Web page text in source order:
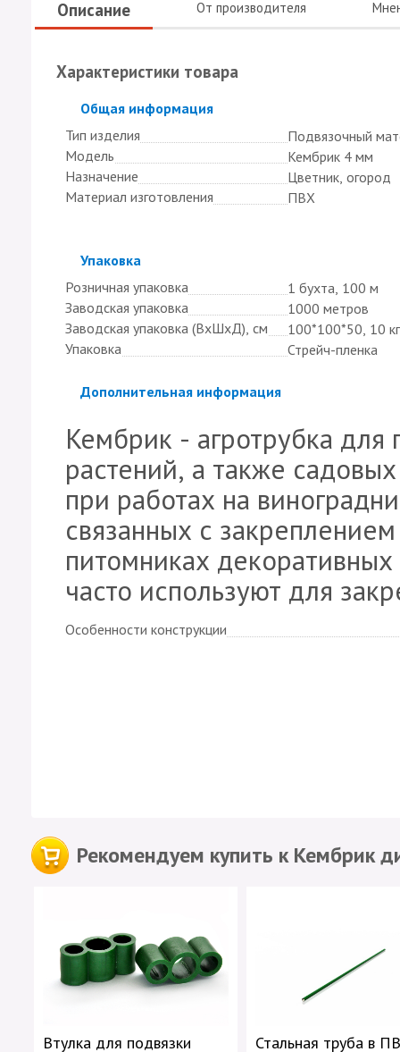
Описание От производителя
Характеристики товара
Скрыть
Общая информация
Тип изделия
Подвязочный
Модель
Кембрик 4 мм
Назначение
Цветник, огород
Материал изготовления
ПВХ
Скрыть
Упаковка
Розничная упаковка
1 бухта, 100 м
Заводская упаковка
1000 метров
Заводская упаковка (ВхШхД), см
100*100*50, 10 кг
Упаковка
Стрейч-пленка
Скрыть
Дополнительная информация
Кембрик - агротрубка
растений, а также
при работах на
связанных с
питомниках
часто используют для
Особенности конструкции
Рекомендуем купить к Кембрик
Втулка для подвязки
Стальная труба в